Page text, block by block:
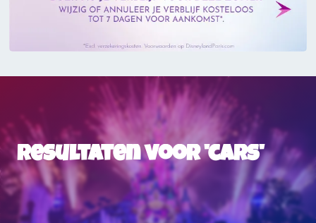
Resultaten voor 'cars'